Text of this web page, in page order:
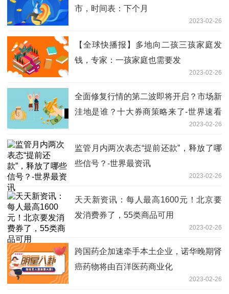
市，时间表：下个月
2023-02-26
【全球快播报】多地向二孩三孩家庭发
钱，专家：一孩家庭也需要发
2023-02-26
全面修复行情的第二波即将开启？市场新
洼地是谁？十大券商策略来了-世界速看
2023-02-26
监管月内两次表态“提前还款”，释放了哪
些信号？-世界最资讯
2023-02-26
天天新资讯：每人最高1600元！北京要
发消费券了，55类商品可用
2023-02-26
跨国药企加速牵手本土企业，诺华晚期肾
癌药物将由百洋医药商业化
2023-02-26